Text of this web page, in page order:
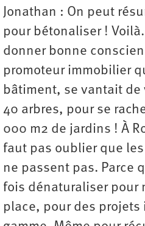
Jonathan : On peut
pour bétonaliser !
donner bonne
promoteur immobilier
bâtiment, se vantait
40 arbres, pour se
000 m2 de jardins ! À
faut pas oublier que
ne passent pas. Parce
fois dénaturaliser pour
place, pour des